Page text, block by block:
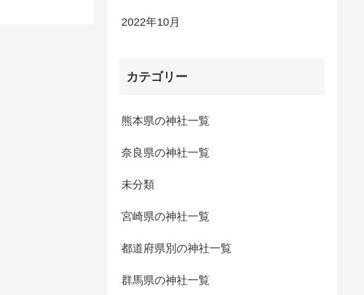
2022年10月
カテゴリー
熊本県の神社一覧
奈良県の神社一覧
未分類
宮崎県の神社一覧
都道府県別の神社一覧
群馬県の神社一覧